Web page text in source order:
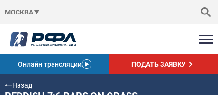
МОСКВА
Онлайн трансляции ПОДАТЬ ЗАЯВКУ
Назад